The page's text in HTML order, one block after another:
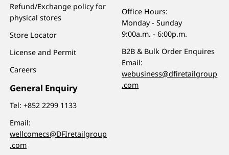
Refund/Exchange policy for
physical stores
Store Locator
License and Permit
Careers
General Enquiry
Tel:+852 2299 1133
Email:
wellcomecs@DFIretailgroup
.com
Office Hours:
Monday - Sunday
9:00a.m. - 6:00p.m.
B2B & Bulk Order Enquires
Email:
webusiness@dfiretailgroup
.com